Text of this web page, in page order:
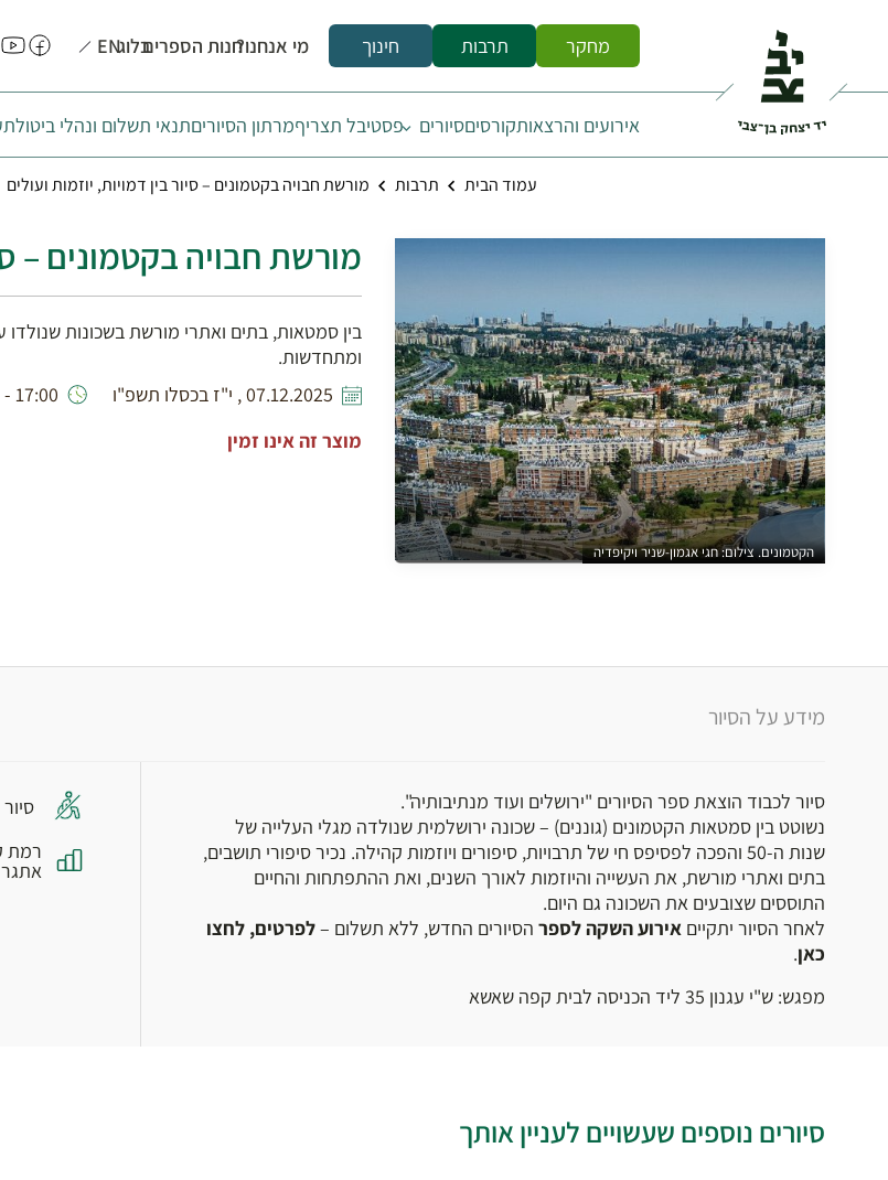
מחקר תרבות חינוך מי אנחנו?חנות הספריםבלוגEN
אירועים והרצאותקורסיםסיורים פסטיבל תצריףמרתון הסיוריםתנאי תשלום ונהלי ביטול
עמוד הבית תרבות מורשת חבויה בקטמונים – סיור בין דמויות, יוזמות ועולים
הקטמונים. צילום: חגי אגמון-שניר ויקיפדיה
מורשת חבויה בקטמונים –
ומתחדשות.
07.12.2025 , י"ז בכסלו תשפ"ו
17:00 - 15:00
מוצר זה אינו זמין
מידע על הסיור
סיור לכבוד הוצאת ספר הסיורים "ירושלים ועוד מנתיבותיה".
נשוטט בין סמטאות הקטמונים (גוננים) – שכונה ירושלמית שנולדה מגלי העלייה של
שנות ה-50 והפכה לפסיפס חי של תרבויות, סיפורים ויוזמות קהילה. נכיר סיפורי תושבים,
בתים ואתרי מורשת, את העשייה והיוזמות לאורך השנים, ואת ההתפתחות והחיים
התוססים שצובעים את השכונה גם היום.
לאחר הסיור יתקיים אירוע השקה לספר הסיורים החדש, ללא תשלום –לפרטים, לחצו
כאן.
מפגש: ש"י עגנון 35 ליד הכניסה לבית קפה שאשא
סיורים נוספים שעשויים לעניין אותך